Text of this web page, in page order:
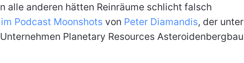
alle anderen hätten Reinräume schlicht falsch
im Podcast Moonshots von Peter Diamandis, der unter
Planetary Resources Asteroidenbergbau